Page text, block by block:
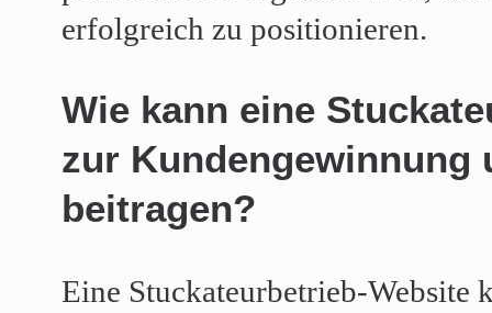
erfolgreich zu positionieren.
Wie kann eine
zur Kundengewinnung
beitragen?
Eine Stuckateurbetrieb-Website